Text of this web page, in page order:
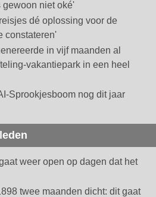
gewoon niet oké'
dé oplossing voor de
constateren'
in vijf maanden al
vakantiepark in een heel
Sprookjesboom nog dit jaar
weer open op dagen dat het
twee maanden dicht: dit gaat